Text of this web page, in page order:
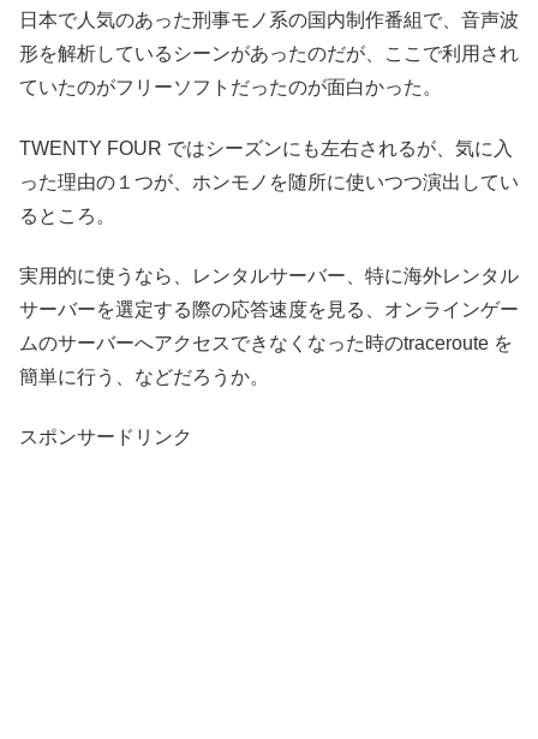
日本で人気のあった刑事モノ系の国内制作番組で、音声波
形を解析しているシーンがあったのだが、ここで利用され
ていたのがフリーソフトだったのが面白かった。
TWENTY FOUR ではシーズンにも左右されるが、気に入
った理由の１つが、ホンモノを随所に使いつつ演出してい
るところ。
実用的に使うなら、レンタルサーバー、特に海外レンタル
サーバーを選定する際の応答速度を見る、オンラインゲー
ムのサーバーへアクセスできなくなった時のtraceroute を
簡単に行う、などだろうか。
スポンサードリンク